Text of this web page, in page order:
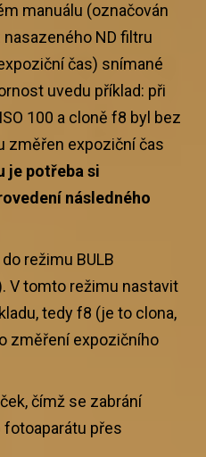
manuálu (označován
nasazeného ND filtru
čas) snímané
uvedu příklad: při
100 a cloně f8 byl bez
změřen expoziční čas
je potřeba si
následného
režimu BULB
V tomto režimu nastavit
tedy f8 (je to clona,
změření expozičního
čímž se zabrání
fotoaparátu přes